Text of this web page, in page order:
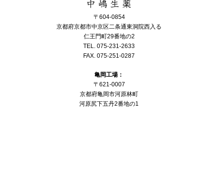
〒604-0854
京都府京都市中京区二条通東洞院西入る
仁王門町29番地の2
TEL. 075-231-2633
FAX. 075-251-0287
亀岡工場：
〒621-0007
京都府亀岡市河原林町
河原尻下五丹2番地の1